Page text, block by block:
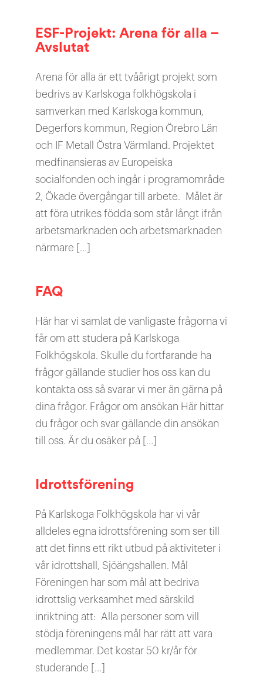
ESF-Projekt: Arena för alla –
Avslutat
Arena för alla är ett tvåårigt projekt som
bedrivs av Karlskoga folkhögskola i
samverkan med Karlskoga kommun,
Degerfors kommun, Region Örebro Län
och IF Metall Östra Värmland. Projektet
medfinansieras av Europeiska
socialfonden och ingår i programområde
2, Ökade övergångar till arbete. Målet är
att föra utrikes födda som står långt ifrån
arbetsmarknaden och arbetsmarknaden
närmare […]
FAQ
Här har vi samlat de vanligaste frågorna vi
får om att studera på Karlskoga
Folkhögskola. Skulle du fortfarande ha
frågor gällande studier hos oss kan du
kontakta oss så svarar vi mer än gärna på
dina frågor. Frågor om ansökan Här hittar
du frågor och svar gällande din ansökan
till oss. Är du osäker på […]
Idrottsförening
På Karlskoga Folkhögskola har vi vår
alldeles egna idrottsförening som ser till
att det finns ett rikt utbud på aktiviteter i
vår idrottshall, Sjöängshallen. Mål
Föreningen har som mål att bedriva
idrottslig verksamhet med särskild
inriktning att: Alla personer som vill
stödja föreningens mål har rätt att vara
medlemmar. Det kostar 50 kr/år för
studerande […]